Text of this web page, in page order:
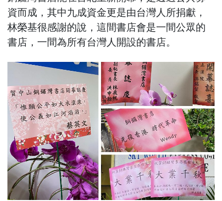
資而成，其中九成資金更是由台灣人所捐獻，
林榮基很感謝的說，這間書店會是一間公眾的
書店，一間為所有台灣人開設的書店。